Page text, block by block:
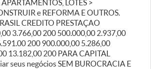
LOTES >
e REFORMA E OUTROS.
CREDITO PRESTAÇAO
3.766,00 200 500.000,00 2.937,00
200 900.000,00 5.286,00
13.182,00 200 PARA CAPITAL
seus negócios SEM BUROCRACIA E